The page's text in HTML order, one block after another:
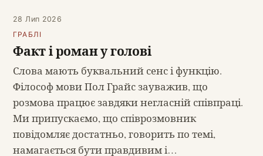
28 Лип 2026
ГРАБЛІ
Факт і роман у голові
Слова мають буквальний сенс і функцію.
Філософ мови Пол Грайс зауважив, що
розмова працює завдяки негласній співпраці.
Ми припускаємо, що співрозмовник
повідомляє достатньо, говорить по темі,
намагається бути правдивим і…